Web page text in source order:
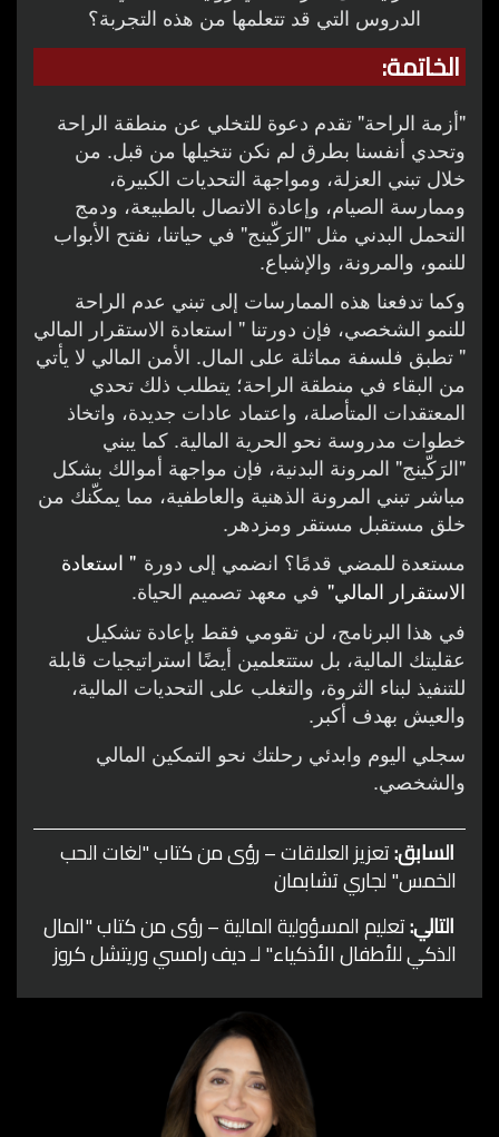
الدروس التي قد تتعلمها من هذه التجربة؟
الخاتمة:
"أزمة الراحة" تقدم دعوة للتخلي عن منطقة الراحة
وتحدي أنفسنا بطرق لم نكن نتخيلها من قبل. من
خلال تبني العزلة، ومواجهة التحديات الكبيرة،
وممارسة الصيام، وإعادة الاتصال بالطبيعة، ودمج
التحمل البدني مثل "الرَكّينج" في حياتنا، نفتح الأبواب
للنمو، والمرونة، والإشباع.
وكما تدفعنا هذه الممارسات إلى تبني عدم الراحة
للنمو الشخصي، فإن دورتنا " استعادة الاستقرار المالي
" تطبق فلسفة مماثلة على المال. الأمن المالي لا يأتي
من البقاء في منطقة الراحة؛ يتطلب ذلك تحدي
المعتقدات المتأصلة، واعتماد عادات جديدة، واتخاذ
خطوات مدروسة نحو الحرية المالية. كما يبني
"الرَكّينج" المرونة البدنية، فإن مواجهة أموالك بشكل
مباشر تبني المرونة الذهنية والعاطفية، مما يمكّنك من
خلق مستقبل مستقر ومزدهر.
مستعدة للمضي قدمًا؟ انضمي إلى دورة " استعادة
الاستقرار المالي" في معهد تصميم الحياة.
في هذا البرنامج، لن تقومي فقط بإعادة تشكيل
عقليتك المالية، بل ستتعلمين أيضًا استراتيجيات قابلة
للتنفيذ لبناء الثروة، والتغلب على التحديات المالية،
والعيش بهدف أكبر.
سجلي اليوم وابدئي رحلتك نحو التمكين المالي
والشخصي.
تصفّح
المقالات
السابق:تعزيز العلاقات – رؤى من كتاب "لغات الحب
الخمس" لجاري تشابمان
التالي:تعليم المسؤولية المالية – رؤى من كتاب "المال
الذكي للأطفال الأذكياء" لـ ديف رامسي وريتشل كروز